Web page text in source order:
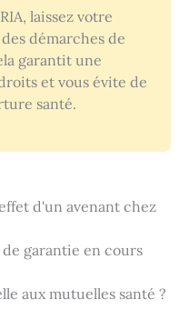
laissez votre
démarches de
garantit une
et vous évite de
santé.
d'un avenant chez
garantie en cours
aux mutuelles santé ?